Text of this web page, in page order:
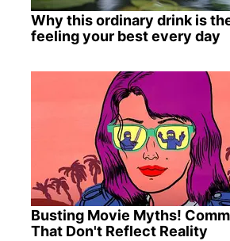
Why this ordinary drink is
feeling your best every day
Busting Movie Myths!
That Don't Reflect Reality